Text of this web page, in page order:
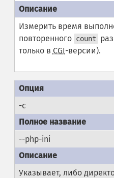
Измерить время
повторенного count
только в CGI-версии).
-c
--php-ini
Указывает, либо